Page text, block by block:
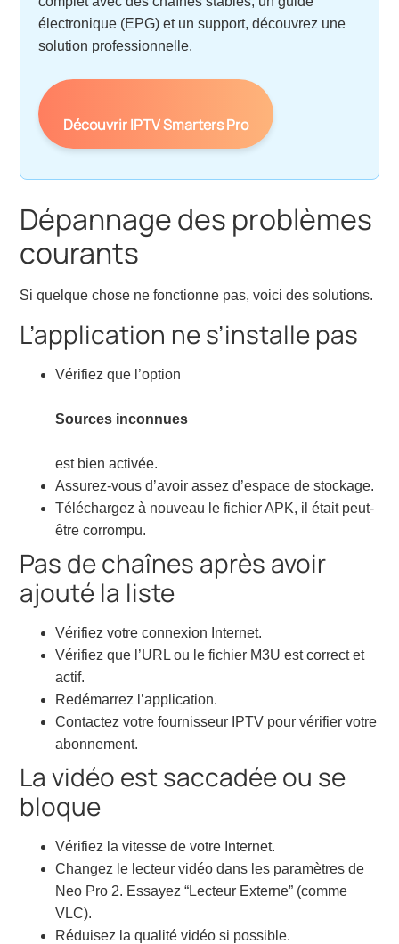
électronique (EPG) et un support, découvrez une
solution professionnelle.
Découvrir IPTV Smarters Pro
Dépannage des problèmes
courants
Si quelque chose ne fonctionne pas, voici des solutions.
L’application ne s’installe pas
Vérifiez que l’option
Sources inconnues
est bien activée.
Assurez-vous d’avoir assez d’espace de stockage.
Téléchargez à nouveau le fichier APK, il était peut-
être corrompu.
Pas de chaînes après avoir
ajouté la liste
Vérifiez votre connexion Internet.
Vérifiez que l’URL ou le fichier M3U est correct et
actif.
Redémarrez l’application.
Contactez votre fournisseur IPTV pour vérifier votre
abonnement.
La vidéo est saccadée ou se
bloque
Vérifiez la vitesse de votre Internet.
Changez le lecteur vidéo dans les paramètres de
Neo Pro 2. Essayez “Lecteur Externe” (comme
VLC).
Réduisez la qualité vidéo si possible.